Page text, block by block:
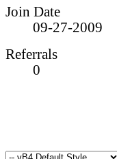
Join Date
09-27-2009
Referrals
0